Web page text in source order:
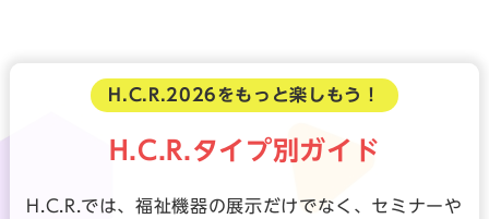
H.C.R.2026をもっと楽しもう！
H.C.R.タイプ別ガイド
H.C.R.では、福祉機器の展示だけでなく、セミナーや